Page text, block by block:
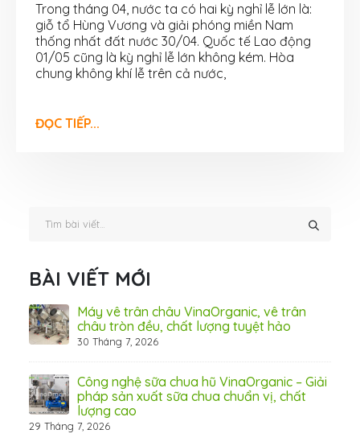
Trong tháng 04, nước ta có hai kỳ nghỉ lễ lớn là:
giỗ tổ Hùng Vương và giải phóng miền Nam
thống nhất đất nước 30/04. Quốc tế Lao động
01/05 cũng là kỳ nghỉ lễ lớn không kém. Hòa
chung không khí lễ trên cả nước,
ĐỌC TIẾP...
BÀI VIẾT MỚI
Máy vê trân châu VinaOrganic, vê trân
châu tròn đều, chất lượng tuyệt hảo
30 Tháng 7, 2026
Công nghệ sữa chua hũ VinaOrganic – Giải
pháp sản xuất sữa chua chuẩn vị, chất
lượng cao
29 Tháng 7, 2026